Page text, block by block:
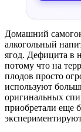
Домашний
алкогольный
ягод. Дефицита в
потому что на
плодов просто
используют
оригинальных
приобретали еще